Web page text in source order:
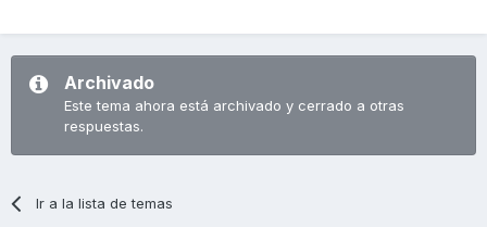
Archivado
Este tema ahora está archivado y cerrado a otras
respuestas.
Ir a la lista de temas